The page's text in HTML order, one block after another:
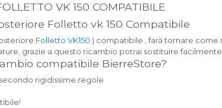
VK 150 COMPATIBILE
Folletto vk 150 Compatibile
Folletto VK150 ) compatibile , farà tornare come
grazie a questo ricambio potrai sostituire
compatibile BierreStore?
rigidissime regole